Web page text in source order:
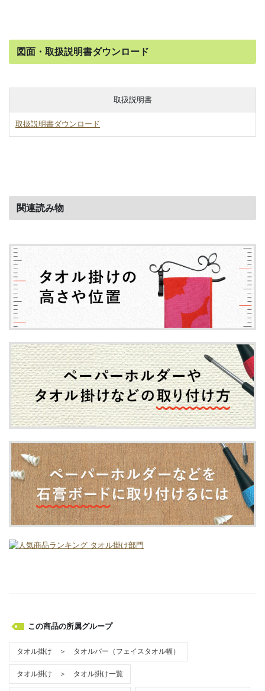
図面・取扱説明書ダウンロード
取扱説明書
取扱説明書ダウンロード
関連読み物
この商品の所属グループ
タオル掛け ＞ タオルバー（フェイスタオル幅）
タオル掛け ＞ タオル掛け一覧